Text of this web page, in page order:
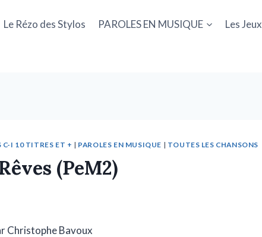
Le Rézo des Stylos PAROLES EN MUSIQUE Les Jeux
C-I 10 TITRES ET + | PAROLES EN MUSIQUE | TOUTES LES CHANSONS
(PeM2)
Christophe Bavoux